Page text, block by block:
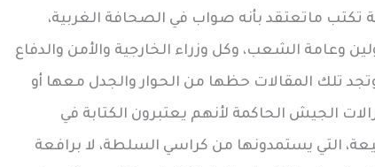
تكتب ماتعتقد بأنه صواب في الصحافة الغربية،
وعامة الشعب، وكل وزراء الخارجية والأمن والدفاع
تلك المقالات حظها من الحوار والجدل معها أو
الجيش الحاكمة لأنهم يعتبرون الكتابة في
التي يستمدونها من كراسي السلطة، لا برافعة